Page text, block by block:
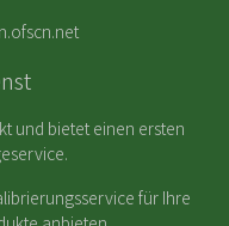
und bietet einen ersten
für Ihre